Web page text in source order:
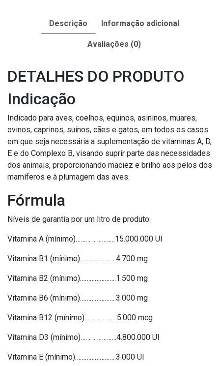
Descrição Informação adicional
Avaliações (0)
DETALHES DO PRODUTO
Indicação
Indicado para aves, coelhos, equinos, asininos, muares,
ovinos, caprinos, suínos, cães e gatos, em todos os casos
em que seja necessária a suplementação de vitaminas A, D,
E e do Complexo B, visando suprir parte das necessidades
dos animais, proporcionando maciez e brilho aos pelos dos
mamíferos e à plumagem das aves.
Fórmula
Níveis de garantia por um litro de produto:
Vitamina A (mínimo)……………………15.000.000 UI
Vitamina B1 (mínimo)………………….4.700 mg
Vitamina B2 (mínimo)………………….1.500 mg
Vitamina B6 (mínimo)………………….3.000 mg
Vitamina B12 (mínimo)………………..5.000 mcg
Vitamina D3 (mínimo)………………….4.800.000 UI
Vitamina E (mínimo)…………………….3.000 UI